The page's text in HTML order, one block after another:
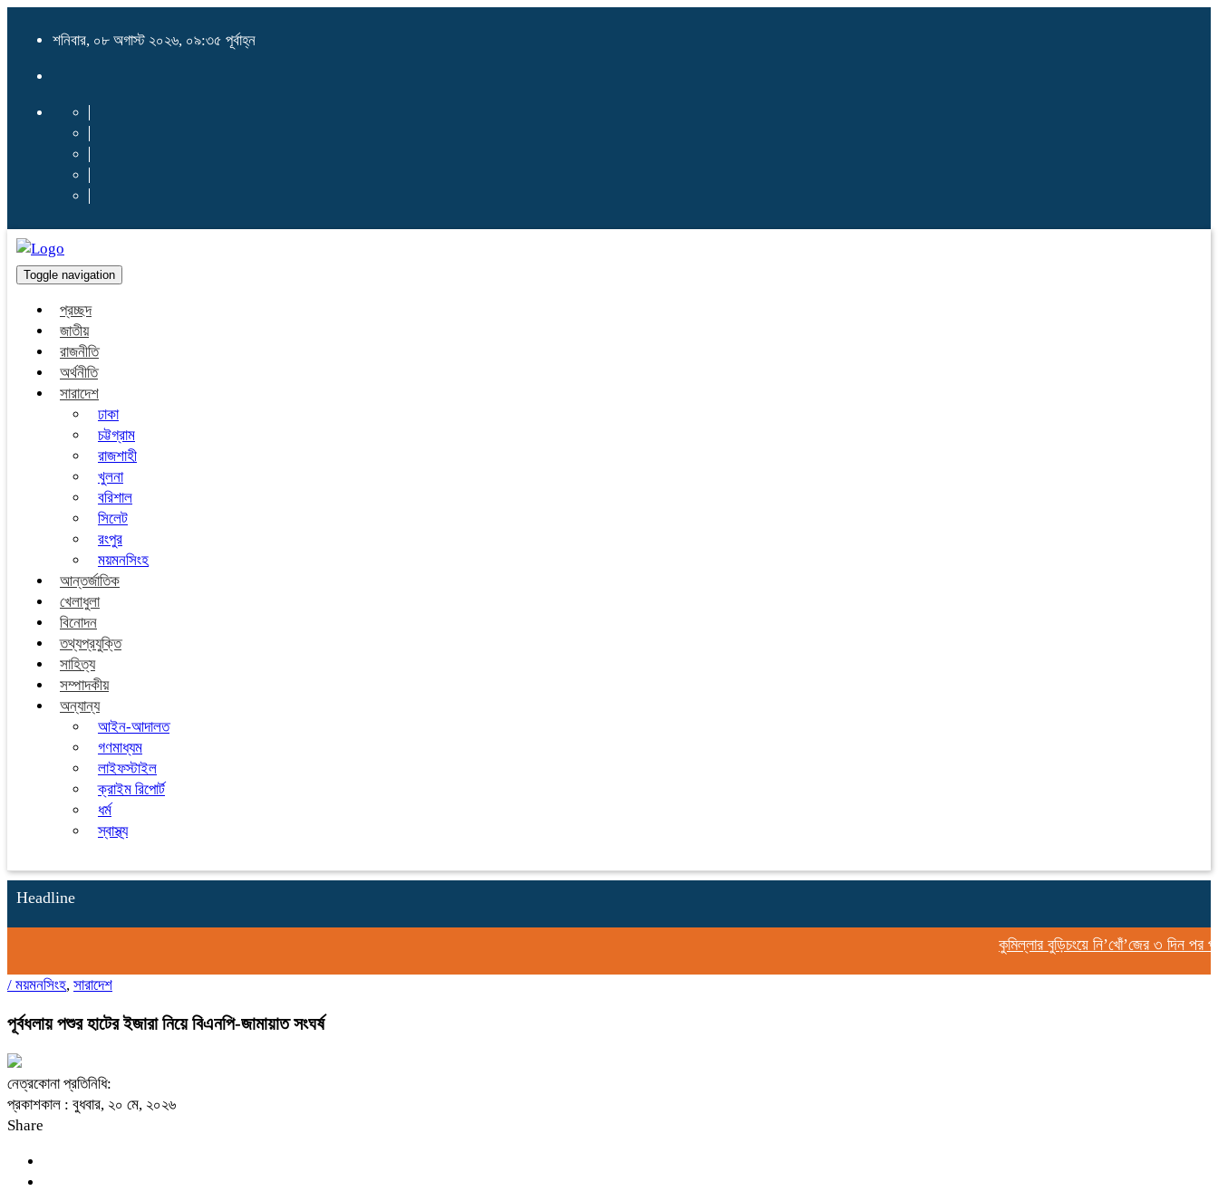
শনিবার, ০৮ অগাস্ট ২০২৬, ০৯:৩৫ পূর্বাহ্ন
Toggle navigation
প্রচ্ছদ
জাতীয়
রাজনীতি
অর্থনীতি
সারাদেশ
ঢাকা
চট্টগ্রাম
রাজশাহী
খুলনা
বরিশাল
সিলেট
রংপুর
ময়মনসিংহ
আন্তর্জাতিক
খেলাধুলা
বিনোদন
তথ্যপ্রযুক্তি
সাহিত্য
সম্পাদকীয়
অন্যান্য
আইন-আদালত
গণমাধ্যম
লাইফস্টাইল
ক্রাইম রিপোর্ট
ধর্ম
স্বাস্থ্য
Headline
কুমিল্লার বুড়িচংয়ে নি’খোঁ’জের ৩ দিন পর পুকুরে
/ ময়মনসিংহ, সারাদেশ
পূর্বধলায় পশুর হাটের ইজারা নিয়ে বিএনপি-জামায়াত সংঘর্ষ
নেত্রকোনা প্রতিনিধি:
প্রকাশকাল : বুধবার, ২০ মে, ২০২৬
Share